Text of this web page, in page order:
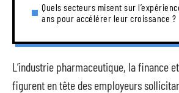
Quels secteurs misent sur
ans pour accélérer leur croissance ?
L’industrie pharmaceutique, la finance
figurent en tête des employeurs